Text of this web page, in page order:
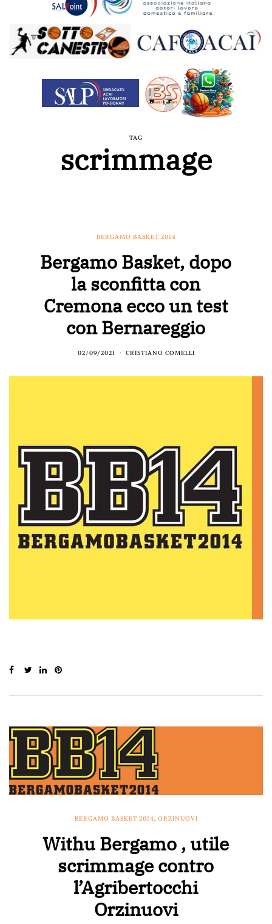
TAG
scrimmage
BERGAMO BASKET 2014
Bergamo Basket, dopo
la sconfitta con
Cremona ecco un test
con Bernareggio
02/09/2021 CRISTIANO COMELLI
BERGAMO BASKET 2014, ORZINUOVI
Withu Bergamo , utile
scrimmage contro
l’Agribertocchi
Orzinuovi